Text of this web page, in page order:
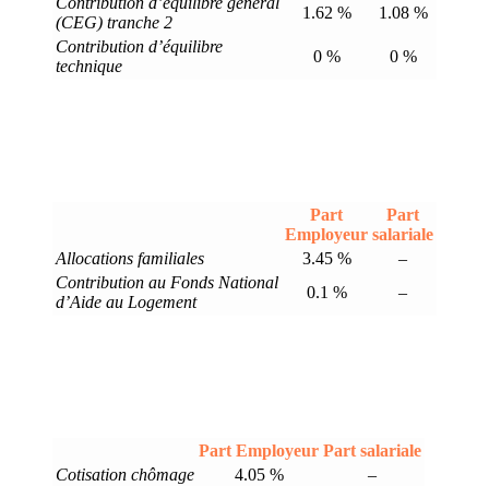
(CEG) tranche 2
1.62 %
1.08 %
Contribution d’équilibre
technique
0 % 0 %
Part
Employeur
Part
salariale
Allocations familiales
3.45 %
–
Contribution au Fonds National
d’Aide au Logement
0.1 % –
Part Employeur Part salariale
Cotisation chômage
4.05 %
–